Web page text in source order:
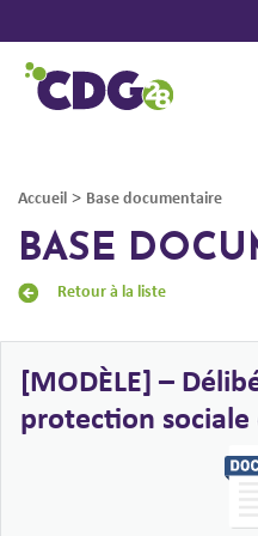
Accueil > Base documentaire
BASE
Retour à la liste
[MODÈLE] –
protection